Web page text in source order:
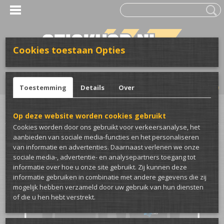
Inloggen Registreren
(0)
Home >Club merch>Thaiboxing>Thaiboxing hoodie
Cookies toestaan Opties
Toestemming Details Over
Op deze website worden cookies gebruikt
Cookies worden door ons gebruikt voor verkeersanalyse, het
aanbieden van sociale media-functies en het personaliseren
van informatie en advertenties. Daarnaast verlenen we onze
sociale media-, advertentie- en analysepartners toegang tot
informatie over hoe u onze site gebruikt. Zij kunnen deze
informatie gebruiken in combinatie met andere gegevens die zij
mogelijk hebben verzameld door uw gebruik van hun diensten
of die u hen hebt verstrekt.